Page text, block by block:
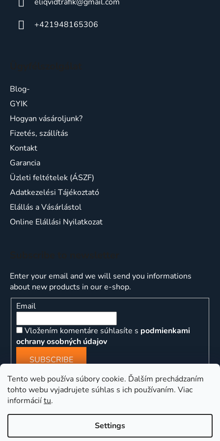
Tento web používa súbory cookie. Ďalším prechádzaním
tohto webu vyjadrujete súhlas s ich používaním. Viac
informáciítu.
Settings
+421948165306
Blog-
GYIK
Hogyan vásároljunk?
Fizetés, szállítás
Kontakt
Garancia
Üzleti feltételek (ÁSZF)
Adatkezelési Tájékoztató
Elállás a Vásárlástol
Online Elállási Nyilatkozat
Enter your email and we will send you informations
about new products in our e-shop.
Email
Vložením komentáre súhlasíte s podmienkami
ochrany osobných údajov
SUBSCRIBE
ns